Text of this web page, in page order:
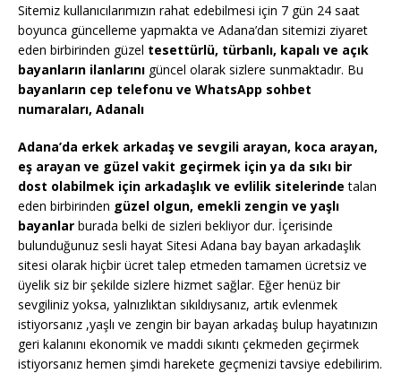
Sitemiz kullanıcılarımızın rahat edebilmesi için 7 gün 24 saat
boyunca güncelleme yapmakta ve Adana’dan sitemizi ziyaret
eden birbirinden güzel tesettürlü, türbanlı, kapalı ve açık
bayanların ilanlarını güncel olarak sizlere sunmaktadır. Bu
bayanların cep telefonu ve WhatsApp sohbet
numaraları, Adanalı
Adana’da erkek arkadaş ve sevgili arayan, koca arayan,
eş arayan ve güzel vakit geçirmek için ya da sıkı bir
dost olabilmek için arkadaşlık ve evlilik sitelerinde talan
eden birbirinden güzel olgun, emekli zengin ve yaşlı
bayanlar burada belki de sizleri bekliyor dur. İçerisinde
bulunduğunuz sesli hayat Sitesi Adana bay bayan arkadaşlık
sitesi olarak hiçbir ücret talep etmeden tamamen ücretsiz ve
üyelik siz bir şekilde sizlere hizmet sağlar. Eğer henüz bir
sevgiliniz yoksa, yalnızlıktan sıkıldıysanız, artık evlenmek
istiyorsanız ,yaşlı ve zengin bir bayan arkadaş bulup hayatınızın
geri kalanını ekonomik ve maddi sıkıntı çekmeden geçirmek
istiyorsanız hemen şimdi harekete geçmenizi tavsiye edebilirim.